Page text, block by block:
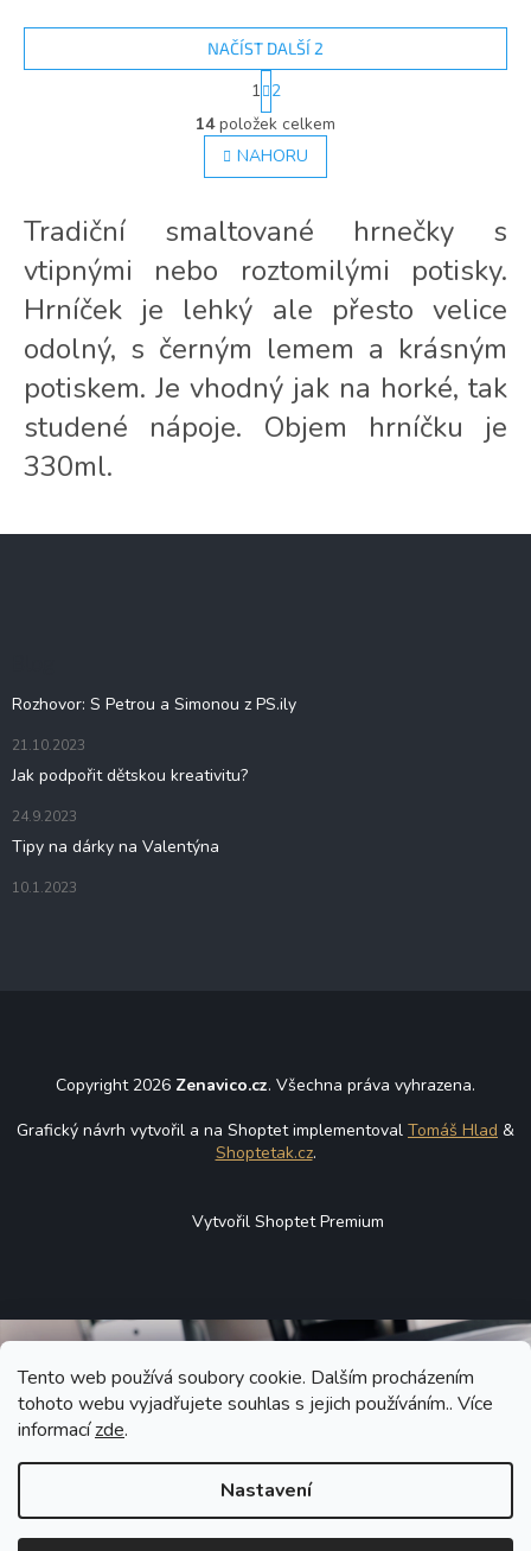
Tento web používá soubory cookie. Dalším procházením
tohoto webu vyjadřujete souhlas s jejich používáním.. Více
informacízde.
Nastavení
O
v
l
á
a
c
í
v
k
y
v
ý
NAČÍST DALŠÍ 2
S
t
r
á
n
k
á
n
í
1 2
14položek celkem
NAHORU
Tradiční smaltované hrnečky s
vtipnými nebo roztomilými potisky.
Hrníček je lehký ale přesto velice
odolný, s černým lemem a krásným
potiskem. Je vhodný jak na horké, tak
studené nápoje. Objem hrníčku je
330ml.
Rozhovor: S Petrou a Simonou z PS.ily
21.10.2023
Jak podpořit dětskou kreativitu?
24.9.2023
Tipy na dárky na Valentýna
10.1.2023
Copyright 2026 Zenavico.cz. Všechna práva vyhrazena.
Grafický návrh vytvořil a na Shoptet implementoval Tomáš Hlad &
Shoptetak.cz.
Vytvořil Shoptet Premium